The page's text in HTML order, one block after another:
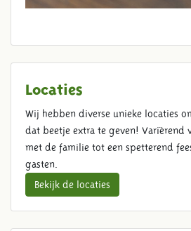
Locaties
Wij hebben diverse unieke locaties
dat beetje extra te geven! Variërend
met de familie tot een spetterend
gasten.
Bekijk de locaties